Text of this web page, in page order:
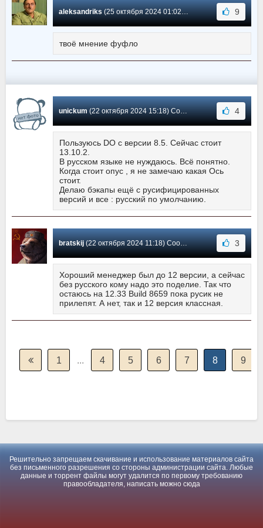
aleksandriks(25 октября 2024 01:02) Сообщение #473 9
твоё мнение фуфло
unickum(22 октября 2024 15:18) Сообщение #472 4
Пользуюсь DO с версии 8.5. Сейчас стоит
13.10.2.
В русском языке не нуждаюсь. Всё понятно.
Когда стоит опус , я не замечаю какая Ось
стоит.
Делаю бэкапы ещё с русифицированных
версий и все : русский по умолчанию.
bratskij(22 октября 2024 11:18) Сообщение #471 3
Хороший менеджер был до 12 версии, а сейчас
без русского кому надо это поделие. Так что
остаюсь на 12.33 Build 8659 пока русик не
прилепят. А нет, так и 12 версия классная.
1 ... 4 5 6 7 8 9
Решительно запрещаем скачивание и использование материалов сайта
без письменного разрешения со стороны администрации сайта. Любые
данные и торрент файлы могут удалится по первому требованию
правообладателя, написать можно сюда